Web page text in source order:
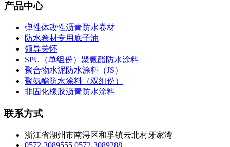
产品中心
弹性体改性沥青防水卷材
防水卷材专用底子油
领导关怀
SPU（单组份）聚氨酯防水涂料
聚合物水泥防水涂料（JS）
聚氨酯防水涂料（双组份）
非固化橡胶沥青防水涂料
联系方式
浙江省湖州市南浔区和孚镇云北村牙家湾
0572-3089555 0572-3089288